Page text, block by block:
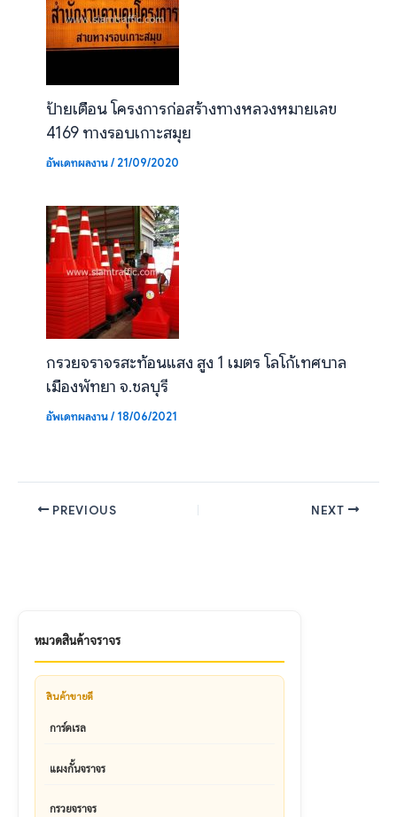
หมวดสินค้าจราจร
สินค้าขายดี
การ์ดเรล
แผงกั้นจราจร
กรวยจราจร
ป้ายเตือน โครงการก่อสร้างทางหลวงหมายเลข
4169 ทางรอบเกาะสมุย
อัพเดทผลงาน/21/09/2020
กรวยจราจรสะท้อนแสง สูง 1 เมตร โลโก้เทศบาล
เมืองพัทยา จ.ชลบุรี
อัพเดทผลงาน/18/06/2021
PREVIOUS NEXT